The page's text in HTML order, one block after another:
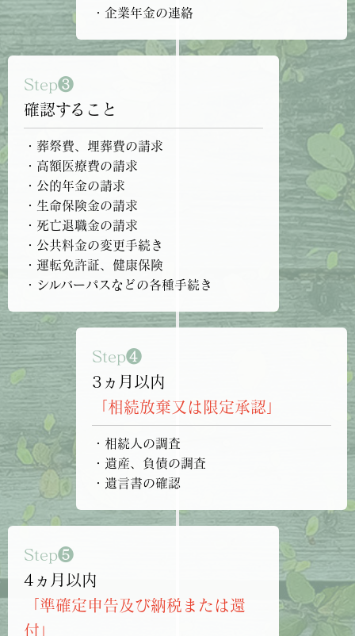
・企業年金の連絡
Step❸
確認すること
・葬祭費、埋葬費の請求
・高額医療費の請求
・公的年金の請求
・生命保険金の請求
・死亡退職金の請求
・公共料金の変更手続き
・運転免許証、健康保険
・シルバーパスなどの各種手続き
Step❹
3ヵ月以内
「相続放棄又は限定承認」
・相続人の調査
・遺産、負債の調査
・遺言書の確認
Step❺
4ヵ月以内
「準確定申告及び納税または還
付」